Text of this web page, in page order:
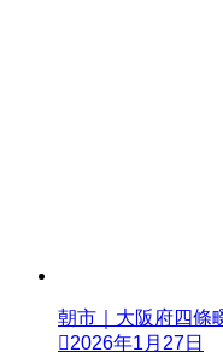
朝市｜大阪府四條
2026年1月27日